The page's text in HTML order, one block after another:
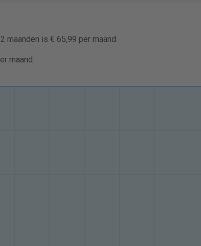
maanden is € 65,99 per maand.
maand.